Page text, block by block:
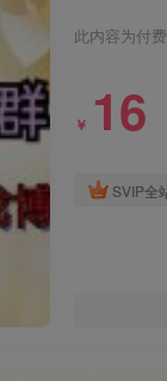
此内容为付
￥ 16
SVIP全